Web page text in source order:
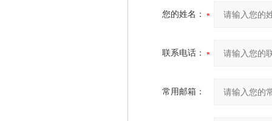
您的姓名：
联系电话：
常用邮箱：